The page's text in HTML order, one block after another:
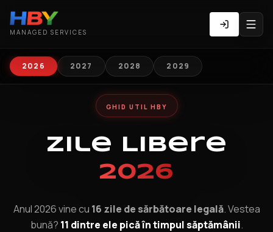
MANAGED SERVICES
2026 2027 2028 2029
GHID UTIL HBY
Zile Libere
2026
Anul 2026 vine cu 16 zile de sărbătoare legală. Vestea
bună? 11 dintre ele pică în timpul săptămânii.